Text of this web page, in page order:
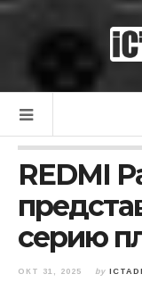
REDMI
серию
ОКТ 31, 2025 by